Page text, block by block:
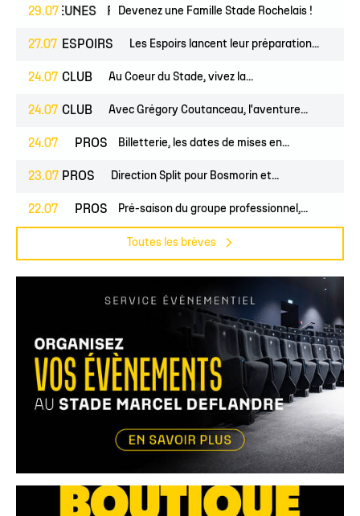
29.07
JEUNES FÉMININES CLUB
Devenez une Famille Stade Rochelais !
27.07 ESPOIRS Les Espoirs lancent leur préparation...
24.07 CLUB Au Coeur du Stade, vivez la...
24.07 CLUB Avec Grégory Coutanceau, l'aventure...
24.07 PROS CLUBBilletterie, les dates de mises en...
23.07 PROS Direction Split pour Bosmorin et...
22.07 PROS CLUBPré-saison du groupe professionnel,...
Toutes les brèves